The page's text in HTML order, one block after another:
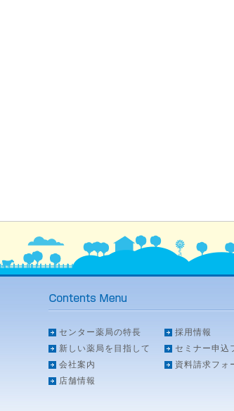
センター薬局の特長
新しい薬局を目指して
会社案内
店舗情報
採用情報
セミナー申込
資料請求フォ